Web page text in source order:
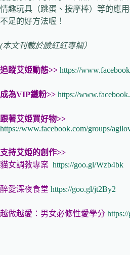
情趣玩具（跳蛋、按摩棒）等的應
不足的好方法喔！
(本文刊載於臉紅紅專欄）
追蹤艾姫動態>> https://
成為VIP鐵粉>> https://
跟著艾姫買好物>>
https://www.facebook.com/groups/
支持艾姫的創作>>
貓女調教專案 https://goo.gl/Wzb4bk
醉愛深夜食堂 https://goo.gl/jt2By2
越做越愛：男女必修性愛學分